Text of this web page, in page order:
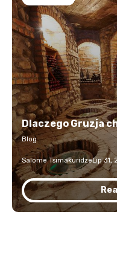
Dlaczego Gruzja
Blog
Salome TsimakuridzeLip 31,